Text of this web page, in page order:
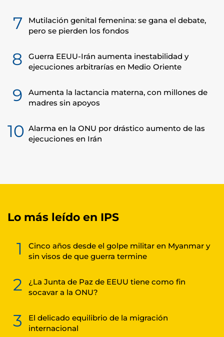
7
Mutilación genital femenina: se gana el debate,
pero se pierden los fondos
8
Guerra EEUU-Irán aumenta inestabilidad y
ejecuciones arbitrarías en Medio Oriente
9
Aumenta la lactancia materna, con millones de
madres sin apoyos
10 Alarma en la ONU por drástico aumento de las
ejecuciones en Irán
Lo más leído en IPS
1
Cinco años desde el golpe militar en Myanmar y
sin visos de que guerra termine
2
¿La Junta de Paz de EEUU tiene como fin
socavar a la ONU?
3
El delicado equilibrio de la migración
internacional